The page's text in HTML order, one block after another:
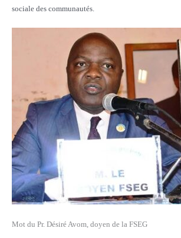
sociale des communautés.
Mot du Pr. Désiré Avom, doyen de la FSEG